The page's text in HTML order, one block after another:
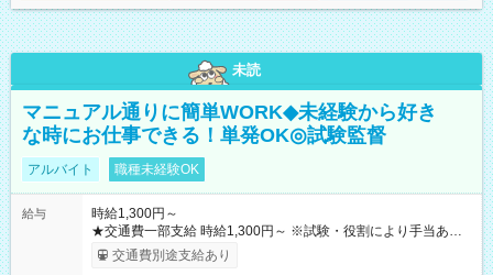
未読
マニュアル通りに簡単WORK◆未経験から好き
な時にお仕事できる！単発OK◎試験監督
アルバイト 職種未経験OK
給与
時給1,300円～
★交通費一部支給 時給1,300円～ ※試験・役割により手当あり
※勤務回数により昇給あり 【即給（前払い）オプションあ
り！】 希望される場合、勤務から1週間ほどで給与の一部を受け
交通費別途支給あり